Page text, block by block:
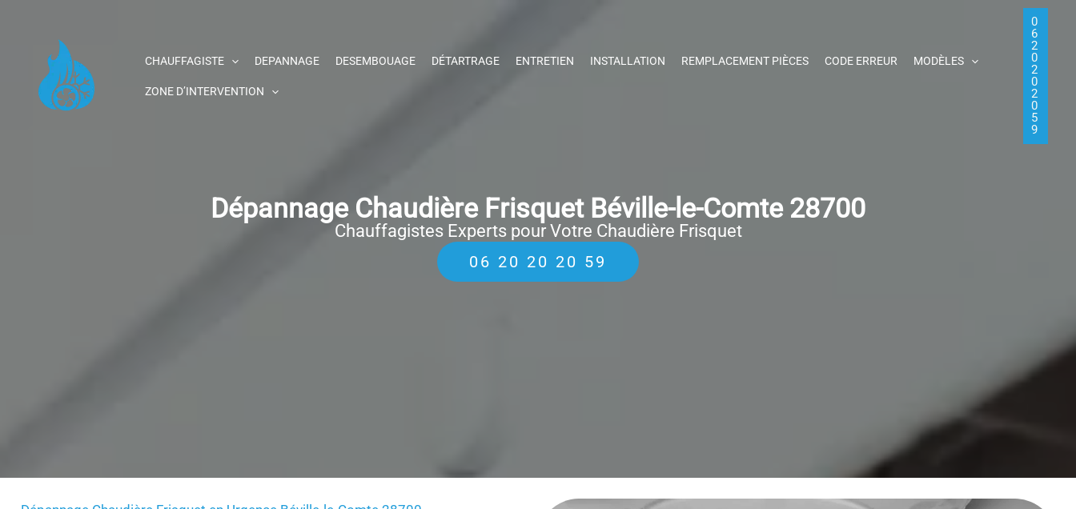
contenu
CHAUFFAGISTE DEPANNAGE DESEMBOUAGE DÉTARTRAGE ENTRETIEN INSTALLATION REMPLACEMENT PIÈCES CODE ERREUR MODÈLES
ZONE D’INTERVENTION
0
6
2
0
2
0
2
0
5
9
Dépannage Chaudière Frisquet Béville-le-Comte 28700
Chauffagistes Experts pour Votre Chaudière Frisquet
06 20 20 20 59